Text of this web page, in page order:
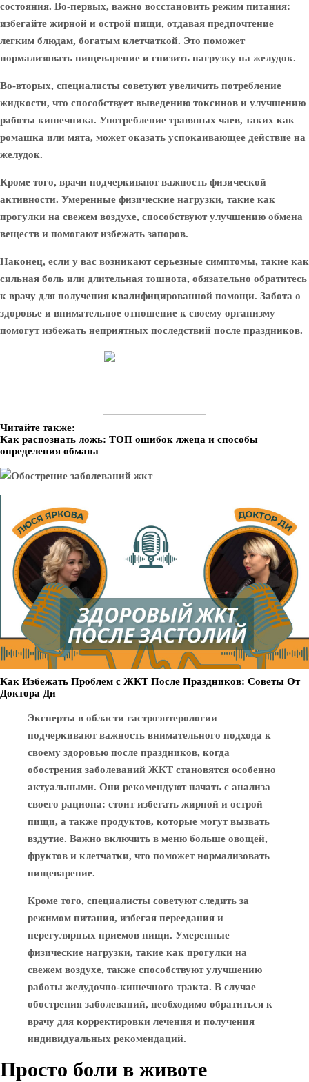
состояния. Во-первых, важно восстановить режим питания:
избегайте жирной и острой пищи, отдавая предпочтение
легким блюдам, богатым клетчаткой. Это поможет
нормализовать пищеварение и снизить нагрузку на желудок.
Во-вторых, специалисты советуют увеличить потребление
жидкости, что способствует выведению токсинов и улучшению
работы кишечника. Употребление травяных чаев, таких как
ромашка или мята, может оказать успокаивающее действие на
желудок.
Кроме того, врачи подчеркивают важность физической
активности. Умеренные физические нагрузки, такие как
прогулки на свежем воздухе, способствуют улучшению обмена
веществ и помогают избежать запоров.
Наконец, если у вас возникают серьезные симптомы, такие как
сильная боль или длительная тошнота, обязательно обратитесь
к врачу для получения квалифицированной помощи. Забота о
здоровье и внимательное отношение к своему организму
помогут избежать неприятных последствий после праздников.
Читайте также:
Как распознать ложь: ТОП ошибок лжеца и способы
определения обмана
Как Избежать Проблем с ЖКТ После Праздников: Советы От
Доктора Ди
Эксперты в области гастроэнтерологии
подчеркивают важность внимательного подхода к
своему здоровью после праздников, когда
обострения заболеваний ЖКТ становятся особенно
актуальными. Они рекомендуют начать с анализа
своего рациона: стоит избегать жирной и острой
пищи, а также продуктов, которые могут вызвать
вздутие. Важно включить в меню больше овощей,
фруктов и клетчатки, что поможет нормализовать
пищеварение.
Кроме того, специалисты советуют следить за
режимом питания, избегая переедания и
нерегулярных приемов пищи. Умеренные
физические нагрузки, такие как прогулки на
свежем воздухе, также способствуют улучшению
работы желудочно-кишечного тракта. В случае
обострения заболеваний, необходимо обратиться к
врачу для корректировки лечения и получения
индивидуальных рекомендаций.
Просто боли в животе